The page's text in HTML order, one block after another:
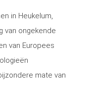
in Heukelum,
van ongekende
van Europees
mate van